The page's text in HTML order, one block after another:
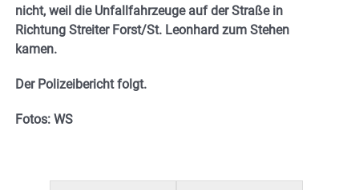
nicht, weil die Unfallfahrzeuge auf der Straße in
Richtung Streiter Forst/St. Leonhard zum Stehen
kamen.
Der Polizeibericht folgt.
Fotos: WS